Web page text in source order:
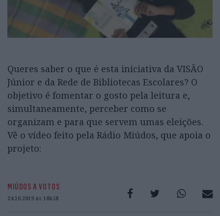
Queres saber o que é esta iniciativa da VISÃO
Júnior e da Rede de Bibliotecas Escolares? O
objetivo é fomentar o gosto pela leitura e,
simultaneamente, perceber como se
organizam e para que servem umas eleições.
Vê o vídeo feito pela Rádio Miúdos, que apoia o
projeto:
MIÚDOS A VOTOS
24.10.2019 às 18h58